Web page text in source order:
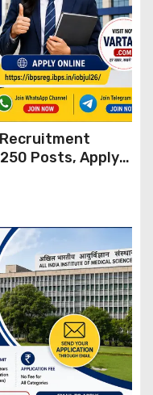
Recruitment
Posts, Apply